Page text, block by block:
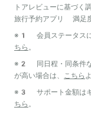
トアレビューに基
旅行予約アプリ 満足
※1 会員ステータスに
ちら 。
※2 同日程・同条件な
が高い場合は、
こちら
※3 サポート金額はキ
ちら 。